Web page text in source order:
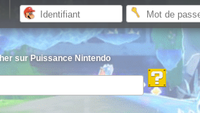
sur Puissance Nintendo